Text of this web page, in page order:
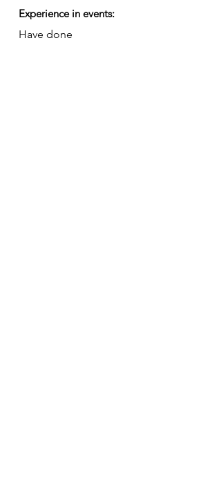
Experience in events:
Have done